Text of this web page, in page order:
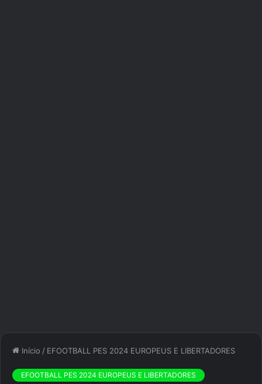
Início / EFOOTBALL PES 2024 EUROPEUS E LIBERTADORES
EFOOTBALL PES 2024 EUROPEUS E LIBERTADORES